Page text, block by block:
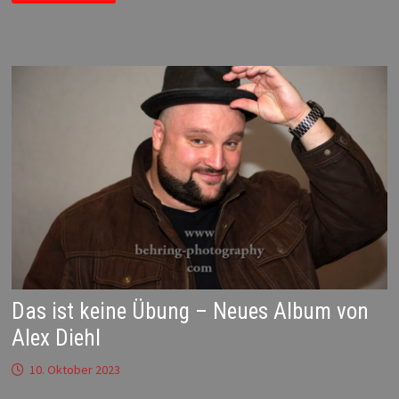
DVD:
–
Das ist keine Übung – Neues Album von
Alex Diehl
10. Oktober 2023